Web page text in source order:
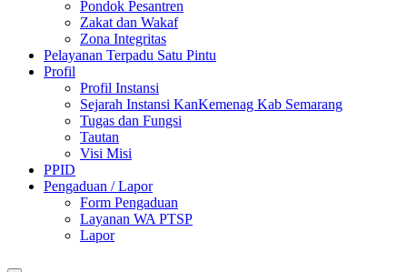
Pondok Pesantren
Zakat dan Wakaf
Zona Integritas
Pelayanan Terpadu Satu Pintu
Profil
Profil Instansi
Sejarah Instansi KanKemenag Kab Semarang
Tugas dan Fungsi
Tautan
Visi Misi
PPID
Pengaduan / Lapor
Form Pengaduan
Layanan WA PTSP
Lapor